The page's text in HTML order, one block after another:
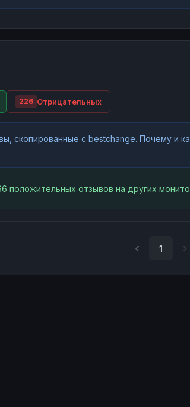
226 Отрицательных
скопированные с bestchange. Почему и
положительных отзывов на других
1